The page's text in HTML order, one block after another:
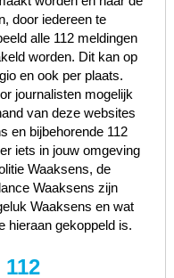
door iedereen te
alle 112 meldingen
worden. Dit kan op
en ook per plaats.
journalisten mogelijk
van deze websites
en bijbehorende 112
iets in jouw omgeving
Waaksens, de
Waaksens zijn
Waaksens en wat
hieraan gekoppeld is.